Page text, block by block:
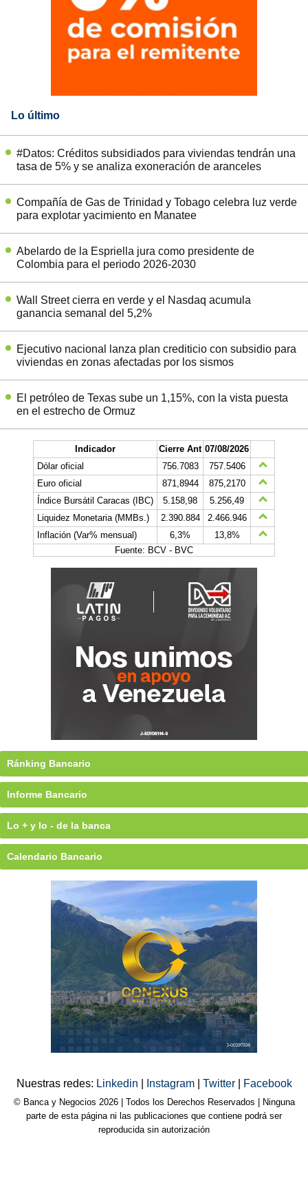
Lo último
#Datos: Créditos subsidiados para viviendas tendrán una
tasa de 5% y se analiza exoneración de aranceles
Compañía de Gas de Trinidad y Tobago celebra luz verde
para explotar yacimiento en Manatee
Abelardo de la Espriella jura como presidente de
Colombia para el periodo 2026-2030
Wall Street cierra en verde y el Nasdaq acumula
ganancia semanal del 5,2%
Ejecutivo nacional lanza plan crediticio con subsidio para
viviendas en zonas afectadas por los sismos
El petróleo de Texas sube un 1,15%, con la vista puesta
en el estrecho de Ormuz
Indicador Cierre Ant 07/08/2026
Dólar oficial
756.7083
757.5406
Euro oficial
871,8944
875,2170
Índice Bursátil Caracas (IBC)
5.158,98
5.256,49
Liquidez Monetaria (MMBs.)
2.390.884
2.466.946
Inflación (Var% mensual)
6,3%
13,8%
Fuente: BCV - BVC
Ránking Bancario
Informe Bancario
Lo + y lo - de la banca
Calendario Bancario
Nuestras redes: Linkedin Instagram Twitter Facebook
© Banca y Negocios 2026 | Todos los Derechos Reservados | Ninguna
parte de esta página ni las publicaciones que contiene podrá ser
reproducida sin autorización